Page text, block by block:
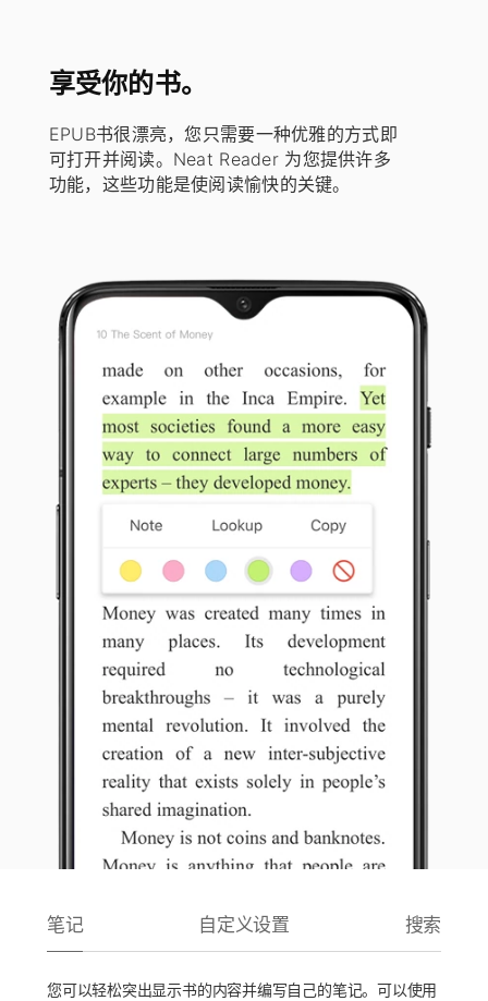
享受你的书。
EPUB书很漂亮，您只需要一种优雅的方式即
可打开并阅读。Neat Reader 为您提供许多
功能，这些功能是使阅读愉快的关键。
笔记 自定义设置 搜索
您可以轻松突出显示书的内容并编写自己的笔记。可以使用